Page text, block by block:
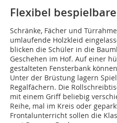
Flexibel
Schränke, Fächer und
umlaufende Holzkleid
blicken die Schüler in die
Geschehen im Hof. Auf einer
gestalteten Fensterbank
Unter der Brüs­tung lagern
Regal­fächern. Die
mit einem Griff beliebig
Reihe, mal im Kreis oder
Frontalunterricht sollen die